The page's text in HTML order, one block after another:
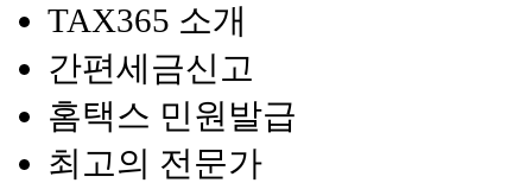
TAX365 소개
간편세금신고
홈택스 민원발급
최고의 전문가